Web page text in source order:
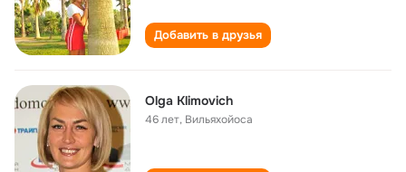
Добавить в друзья
Olga Klimovich
46 лет, Вильяхойоса